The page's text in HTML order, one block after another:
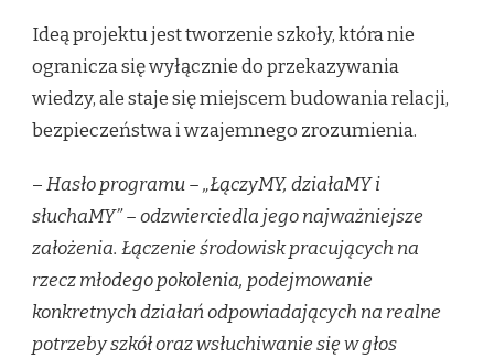
Ideą projektu jest tworzenie szkoły, która nie
ogranicza się wyłącznie do przekazywania
wiedzy, ale staje się miejscem budowania relacji,
bezpieczeństwa i wzajemnego zrozumienia.
–Hasło programu – „ŁączyMY, działaMY i
słuchaMY” – odzwierciedla jego najważniejsze
założenia. Łączenie środowisk pracujących na
rzecz młodego pokolenia, podejmowanie
konkretnych działań odpowiadających na realne
potrzeby szkół oraz wsłuchiwanie się w głos